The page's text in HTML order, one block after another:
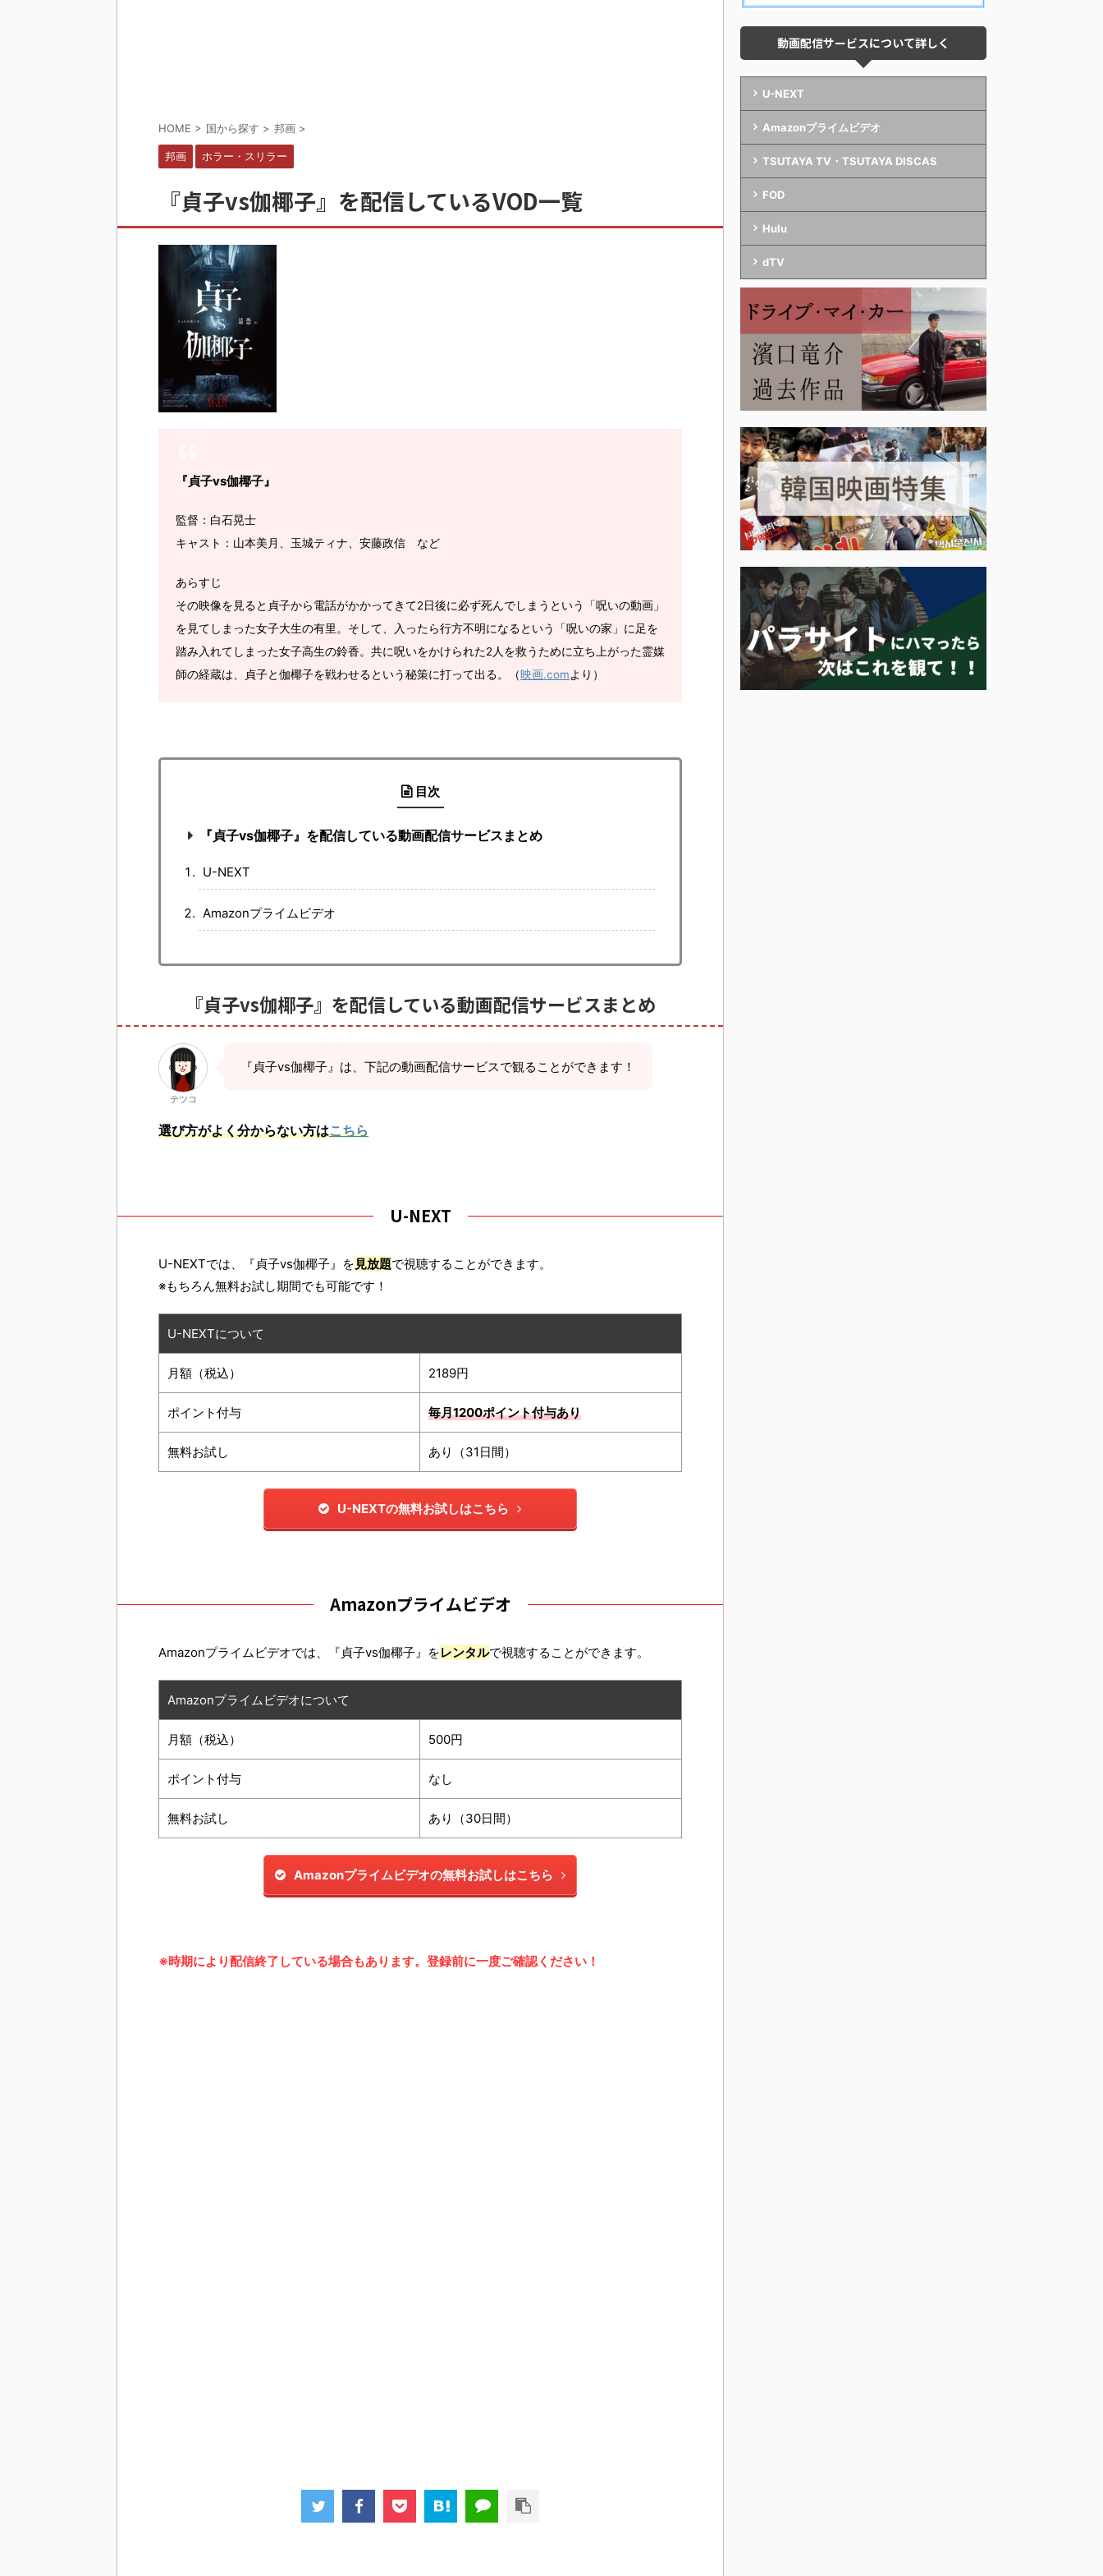
HOME > 国から探す > 邦画 >
邦画 ホラー・スリラー
『貞子vs伽椰子』を配信しているVOD一覧
『貞子vs伽椰子』
監督：白石晃士
キャスト：山本美月、玉城ティナ、安藤政信 など
あらすじ
その映像を見ると貞子から電話がかかってきて2日後に必ず死んでしまうという「呪いの動画」
を見てしまった女子大生の有里。そして、入ったら行方不明になるという「呪いの家」に足を
踏み入れてしまった女子高生の鈴香。共に呪いをかけられた2人を救うために立ち上がった霊媒
師の経蔵は、貞子と伽椰子を戦わせるという秘策に打って出る。（映画.comより）
目次
『貞子vs伽椰子』を配信している動画配信サービスまとめ
U-NEXT
Amazonプライムビデオ
『貞子vs伽椰子』を配信している動画配信サービスまとめ
テツコ
『貞子vs伽椰子』は、下記の動画配信サービスで観ることができます！
選び方がよく分からない方はこちら
U-NEXT
U-NEXTでは、『貞子vs伽椰子』を 見放題で視聴することができます。
※もちろん無料お試し期間でも可能です！
U-NEXTについて
月額（税込） 2189円
ポイント付与 毎月1200ポイント付与あり
無料お試し あり（31日間）
U-NEXTの無料お試しはこちら
Amazonプライムビデオ
Amazonプライムビデオでは、『貞子vs伽椰子』をレンタルで視聴することができます。
Amazonプライムビデオについて
月額（税込） 500円
ポイント付与 なし
無料お試し あり（30日間）
Amazonプライムビデオの無料お試しはこちら
※時期により配信終了している場合もあります。登録前に一度ご確認ください！
動画配信サービスについて詳しく
U-NEXT
Amazonプライムビデオ
TSUTAYA TV・TSUTAYA DISCAS
FOD
Hulu
dTV